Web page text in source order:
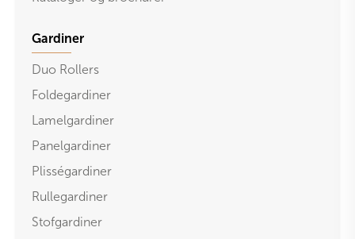
Gardiner
Duo Rollers
Foldegardiner
Lamelgardiner
Panelgardiner
Plisségardiner
Rullegardiner
Stofgardiner